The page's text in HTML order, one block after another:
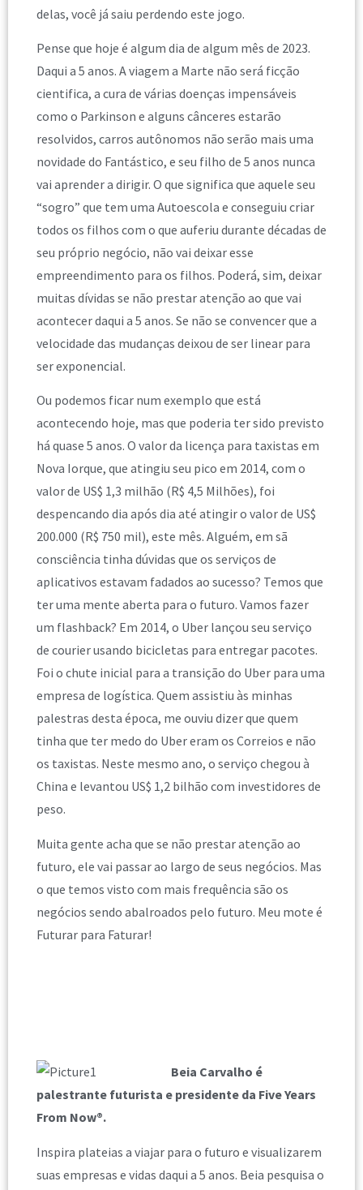
delas, você já saiu perdendo este jogo.
Pense que hoje é algum dia de algum mês de 2023.
Daqui a 5 anos. A viagem a Marte não será ficção
cientifica, a cura de várias doenças impensáveis
como o Parkinson e alguns cânceres estarão
resolvidos, carros autônomos não serão mais uma
novidade do Fantástico, e seu filho de 5 anos nunca
vai aprender a dirigir. O que significa que aquele seu
“sogro” que tem uma Autoescola e conseguiu criar
todos os filhos com o que auferiu durante décadas de
seu próprio negócio, não vai deixar esse
empreendimento para os filhos. Poderá, sim, deixar
muitas dívidas se não prestar atenção ao que vai
acontecer daqui a 5 anos. Se não se convencer que a
velocidade das mudanças deixou de ser linear para
ser exponencial.
Ou podemos ficar num exemplo que está
acontecendo hoje, mas que poderia ter sido previsto
há quase 5 anos. O valor da licença para taxistas em
Nova Iorque, que atingiu seu pico em 2014, com o
valor de US$ 1,3 milhão (R$ 4,5 Milhões), foi
despencando dia após dia até atingir o valor de US$
200.000 (R$ 750 mil), este mês. Alguém, em sã
consciência tinha dúvidas que os serviços de
aplicativos estavam fadados ao sucesso? Temos que
ter uma mente aberta para o futuro. Vamos fazer
um flashback? Em 2014, o Uber lançou seu serviço
de courier usando bicicletas para entregar pacotes.
Foi o chute inicial para a transição do Uber para uma
empresa de logística. Quem assistiu às minhas
palestras desta época, me ouviu dizer que quem
tinha que ter medo do Uber eram os Correios e não
os taxistas. Neste mesmo ano, o serviço chegou à
China e levantou US$ 1,2 bilhão com investidores de
peso.
Muita gente acha que se não prestar atenção ao
futuro, ele vai passar ao largo de seus negócios. Mas
o que temos visto com mais frequência são os
negócios sendo abalroados pelo futuro. Meu mote é
Futurar para Faturar!
Beia Carvalho é
palestrante futurista e presidente da Five Years
From Now®.
Inspira plateias a viajar para o futuro e visualizarem
suas empresas e vidas daqui a 5 anos. Beia pesquisa o